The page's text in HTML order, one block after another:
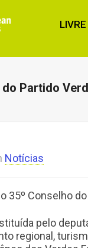
LIVRE
do Partido
Notícias
35º Conselho
pelo
regional,